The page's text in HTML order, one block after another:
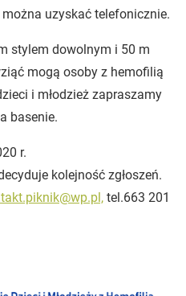
uzyskać telefonicznie.
stylem dowolnym i 50 m
mogą osoby z hemofilią
i młodzież zapraszamy
basenie.
r.
kolejność zgłoszeń.
tel.663 201